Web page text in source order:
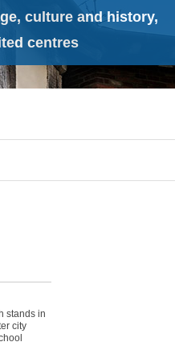
culture and history,
centres
stands in
city